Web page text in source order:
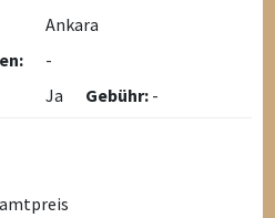
Ankara
-
Ja Gebühr: -